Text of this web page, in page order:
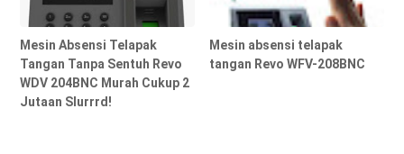
Mesin Absensi Telapak
Tangan Tanpa Sentuh Revo
WDV 204BNC Murah Cukup 2
Jutaan Slurrrd!
Mesin absensi telapak
tangan Revo WFV-208BNC